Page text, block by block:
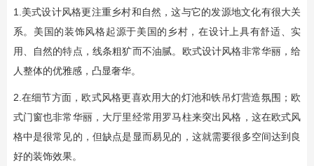
1.美式设计风格更注重乡村和自然，这与它的发源地文化有很大关
系。美国的装饰风格起源于美国的乡村，在设计上具有舒适、实
用、自然的特点，线条粗犷而不油腻。欧式设计风格非常华丽，给
人整体的优雅感，凸显奢华。
2.在细节方面，欧式风格更喜欢用大的灯池和铁吊灯营造氛围；欧
式门窗也非常华丽，大厅里经常用罗马柱来突出风格，这在欧式风
格中是很常见的，但缺点是显而易见的，这就需要很多空间达到良
好的装饰效果。